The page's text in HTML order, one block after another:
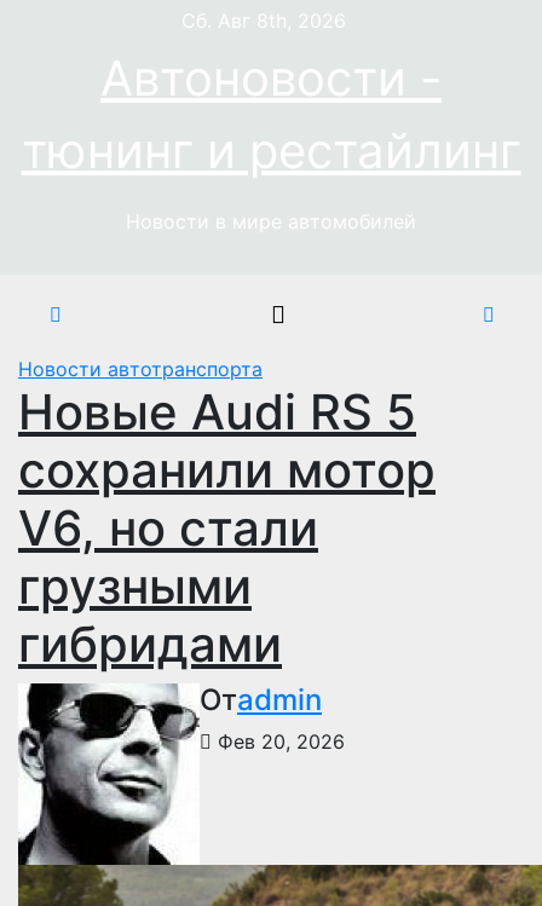
содержимому
Сб. Авг 8th, 2026
Автоновости -
тюнинг и рестайлинг
Новости в мире автомобилей
Новости автотранспорта
Новые Audi RS 5
сохранили мотор
V6, но стали
грузными
гибридами
Отadmin
Фев 20, 2026